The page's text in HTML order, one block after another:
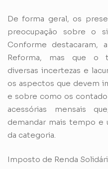
De forma geral, os
preocupação sobre o
Conforme
Reforma, mas que o
diversas incertezas e
os aspectos que devem
e sobre como os
acessórias mensais
demandar mais tempo e
da categoria.
Imposto de Renda